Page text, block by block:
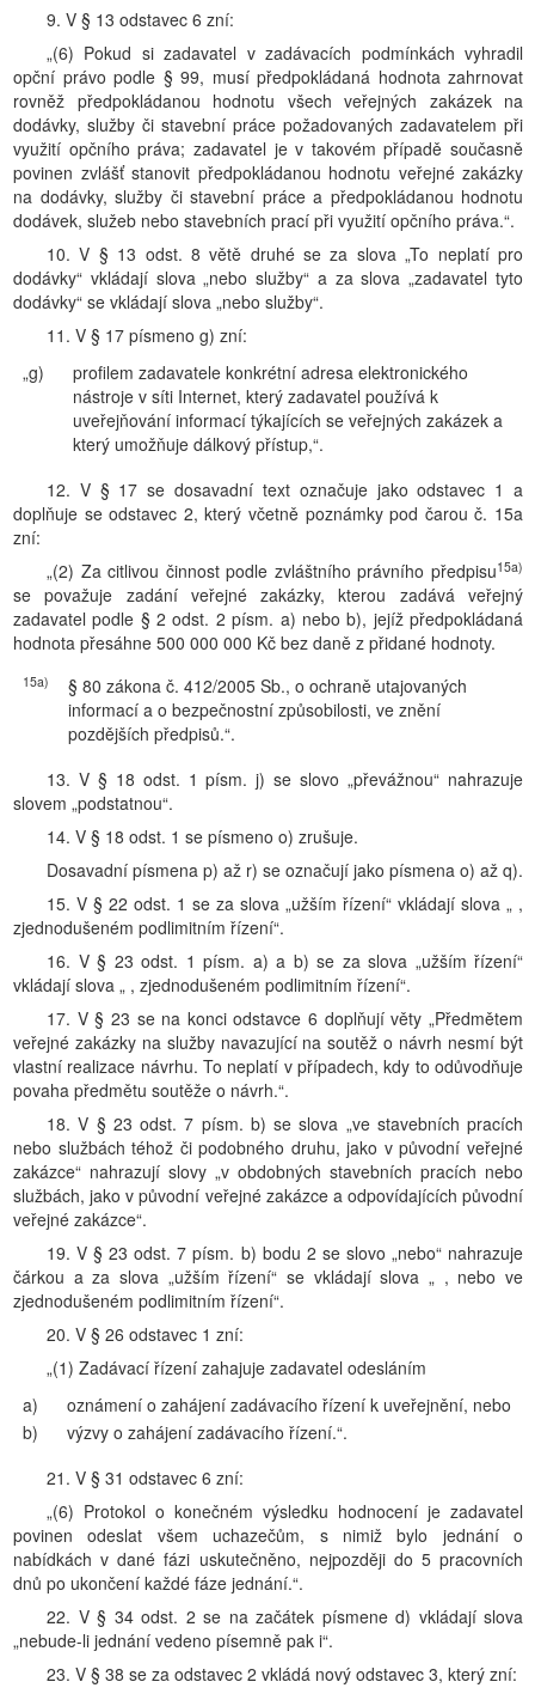
9. V § 13 odstavec 6 zní:
„(6) Pokud si zadavatel v zadávacích podmínkách vyhradil
opční právo podle § 99, musí předpokládaná hodnota zahrnovat
rovněž předpokládanou hodnotu všech veřejných zakázek na
dodávky, služby či stavební práce požadovaných zadavatelem při
využití opčního práva; zadavatel je v takovém případě současně
povinen zvlášť stanovit předpokládanou hodnotu veřejné zakázky
na dodávky, služby či stavební práce a předpokládanou hodnotu
dodávek, služeb nebo stavebních prací při využití opčního práva.“.
10. V § 13 odst. 8 větě druhé se za slova „To neplatí pro
dodávky“ vkládají slova „nebo služby“ a za slova „zadavatel tyto
dodávky“ se vkládají slova „nebo služby“.
11. V § 17 písmeno g) zní:
„g)
profilem zadavatele konkrétní adresa elektronického
nástroje v síti Internet, který zadavatel používá k
uveřejňování informací týkajících se veřejných zakázek a
který umožňuje dálkový přístup,“.
12. V § 17 se dosavadní text označuje jako odstavec 1 a
doplňuje se odstavec 2, který včetně poznámky pod čarou č. 15a
zní:
„(2) Za citlivou činnost podle zvláštního právního předpisu15a)
se považuje zadání veřejné zakázky, kterou zadává veřejný
zadavatel podle § 2 odst. 2 písm. a) nebo b), jejíž předpokládaná
hodnota přesáhne 500 000 000 Kč bez daně z přidané hodnoty.
15a)
§ 80 zákona č. 412/2005 Sb., o ochraně utajovaných
informací a o bezpečnostní způsobilosti, ve znění
pozdějších předpisů.“.
13. V § 18 odst. 1 písm. j) se slovo „převážnou“ nahrazuje
slovem „podstatnou“.
14. V § 18 odst. 1 se písmeno o) zrušuje.
Dosavadní písmena p) až r) se označují jako písmena o) až q).
15. V § 22 odst. 1 se za slova „užším řízení“ vkládají slova „ ,
zjednodušeném podlimitním řízení“.
16. V § 23 odst. 1 písm. a) a b) se za slova „užším řízení“
vkládají slova „ , zjednodušeném podlimitním řízení“.
17. V § 23 se na konci odstavce 6 doplňují věty „Předmětem
veřejné zakázky na služby navazující na soutěž o návrh nesmí být
vlastní realizace návrhu. To neplatí v případech, kdy to odůvodňuje
povaha předmětu soutěže o návrh.“.
18. V § 23 odst. 7 písm. b) se slova „ve stavebních pracích
nebo službách téhož či podobného druhu, jako v původní veřejné
zakázce“ nahrazují slovy „v obdobných stavebních pracích nebo
službách, jako v původní veřejné zakázce a odpovídajících původní
veřejné zakázce“.
19. V § 23 odst. 7 písm. b) bodu 2 se slovo „nebo“ nahrazuje
čárkou a za slova „užším řízení“ se vkládají slova „ , nebo ve
zjednodušeném podlimitním řízení“.
20. V § 26 odstavec 1 zní:
„(1) Zadávací řízení zahajuje zadavatel odesláním
a)
oznámení o zahájení zadávacího řízení k uveřejnění, nebo
b)
výzvy o zahájení zadávacího řízení.“.
21. V § 31 odstavec 6 zní:
„(6) Protokol o konečném výsledku hodnocení je zadavatel
povinen odeslat všem uchazečům, s nimiž bylo jednání o
nabídkách v dané fázi uskutečněno, nejpozději do 5 pracovních
dnů po ukončení každé fáze jednání.“.
22. V § 34 odst. 2 se na začátek písmene d) vkládají slova
„nebude-li jednání vedeno písemně pak i“.
23. V § 38 se za odstavec 2 vkládá nový odstavec 3, který zní: